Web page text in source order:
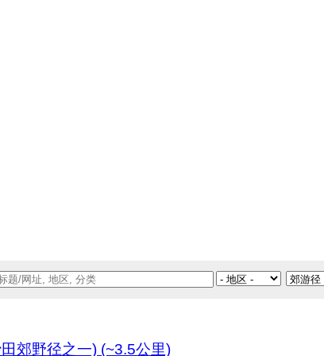
郊野径之一) (~3.5公里)